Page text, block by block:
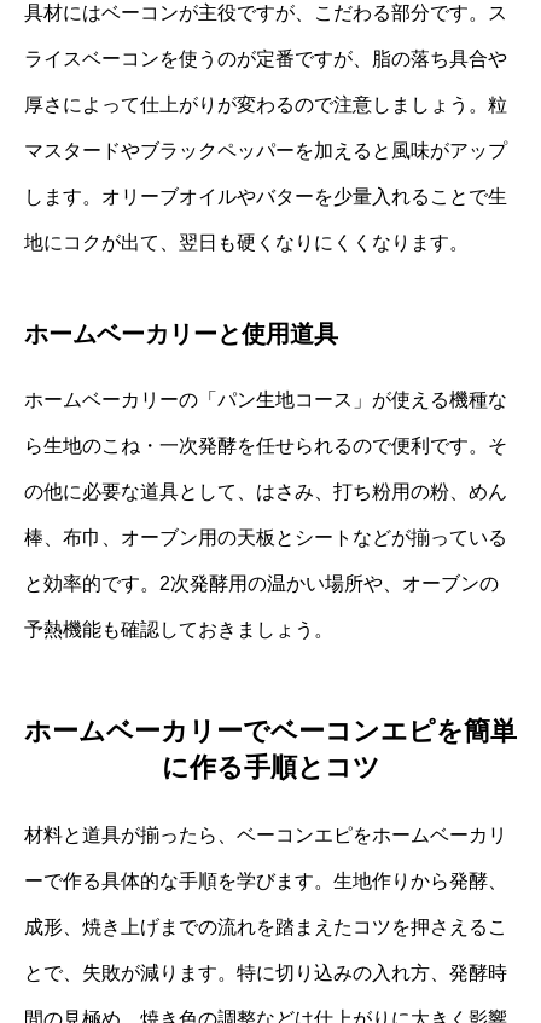
具材にはベーコンが主役ですが、こだわる部分です。ス
ライスベーコンを使うのが定番ですが、脂の落ち具合や
厚さによって仕上がりが変わるので注意しましょう。粒
マスタードやブラックペッパーを加えると風味がアップ
します。オリーブオイルやバターを少量入れることで生
地にコクが出て、翌日も硬くなりにくくなります。
ホームベーカリーと使用道具
ホームベーカリーの「パン生地コース」が使える機種な
ら生地のこね・一次発酵を任せられるので便利です。そ
の他に必要な道具として、はさみ、打ち粉用の粉、めん
棒、布巾、オーブン用の天板とシートなどが揃っている
と効率的です。2次発酵用の温かい場所や、オーブンの
予熱機能も確認しておきましょう。
ホームベーカリーでベーコンエピを簡単
に作る手順とコツ
材料と道具が揃ったら、ベーコンエピをホームベーカリ
ーで作る具体的な手順を学びます。生地作りから発酵、
成形、焼き上げまでの流れを踏まえたコツを押さえるこ
とで、失敗が減ります。特に切り込みの入れ方、発酵時